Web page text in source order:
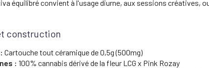
équilibré convient à l'usage diurne, aux sessions créatives,
construction
Cartouche tout céramique de 0,5g (500mg)
: 100% cannabis dérivé de la fleur LCG x Pink Rozay